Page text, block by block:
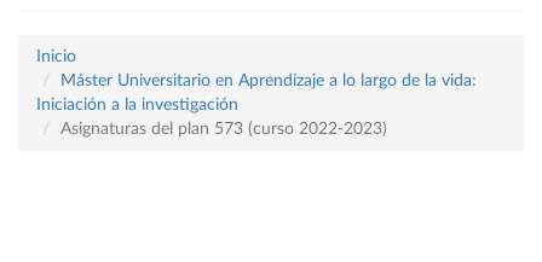
Inicio
Máster Universitario en Aprendizaje a lo largo de la vida:
Iniciación a la investigación
Asignaturas del plan 573 (curso 2022-2023)